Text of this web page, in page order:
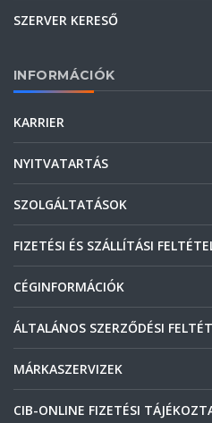
SZERVER KERESŐ
INFORMÁCIÓK
KARRIER
NYITVATARTÁS
SZOLGÁLTATÁSOK
FIZETÉSI ÉS SZÁLLÍTÁSI
CÉGINFORMÁCIÓK
ÁLTALÁNOS SZERZŐDÉSI
MÁRKASZERVIZEK
CIB-ONLINE FIZETÉSI